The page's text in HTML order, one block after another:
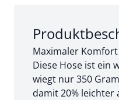
Abschnitt 1 von 3:
Maximaler
Diese Hose ist ein
wiegt nur 350
damit 20% leichter